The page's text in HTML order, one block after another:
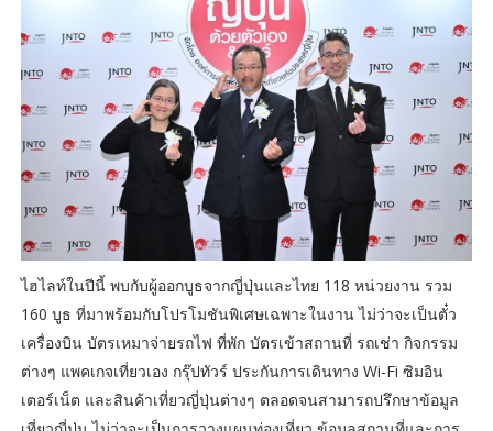
ไฮไลท์ในปีนี้ พบกับผู้ออกบูธจากญี่ปุ่นและไทย 118 หน่วยงาน รวม
160 บูธ ที่มาพร้อมกับโปรโมชันพิเศษเฉพาะในงาน ไม่ว่าจะเป็นตั๋ว
เครื่องบิน บัตรเหมาจ่ายรถไฟ ที่พัก บัตรเข้าสถานที่ รถเช่า กิจกรรม
ต่างๆ แพคเกจเที่ยวเอง กรุ๊ปทัวร์ ประกันการเดินทาง Wi-Fi ซิมอิน
เตอร์เน็ต และสินค้าเที่ยวญี่ปุ่นต่างๆ ตลอดจนสามารถปรึกษาข้อมูล